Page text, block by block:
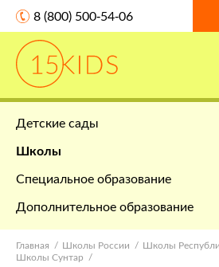
8 (800) 500-54-06
Детские сады
Школы
Специальное образование
Дополнительное образование
Главная Школы России
Школы
Школы Сунтар